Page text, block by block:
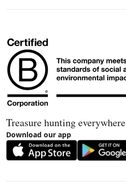
Treasure hunting everywhere
Download our app